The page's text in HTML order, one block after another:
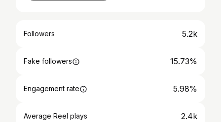
Followers 5.2k
Fake followers 15.73%
Engagement rate 5.98%
Average Reel plays 2.4k